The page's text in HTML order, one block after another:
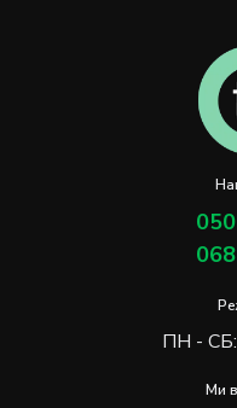
ПН -
Ми